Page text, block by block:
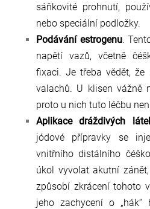
sáňkovité prohnutí,
nebo speciální podložky.
Podávání estrogenu.
napětí vazů, včetně
fixaci. Je třeba vědět,
valachů. U klisen vážně
proto u nich tuto léčbu
Aplikace dráždivých
jódové přípravky se
vnitřního distálního
úkol vyvolat akutní
způsobí zkrácení tohoto
jeho zachycení o „hák“